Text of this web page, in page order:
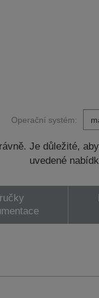
Operační systém:
Je důležité,
uvedené